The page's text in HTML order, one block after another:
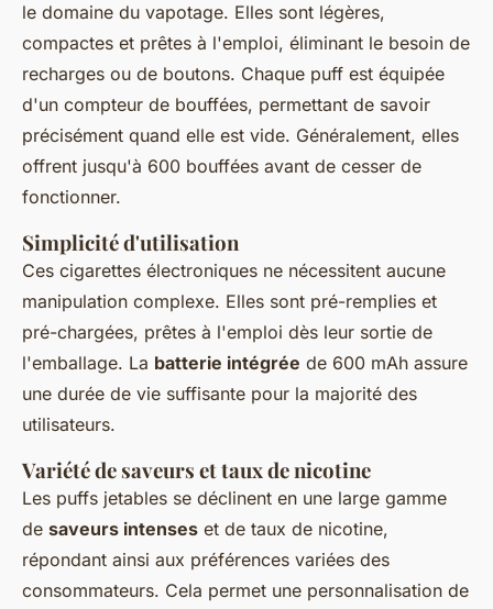
le domaine du vapotage. Elles sont légères,
compactes et prêtes à l'emploi, éliminant le besoin de
recharges ou de boutons. Chaque puff est équipée
d'un compteur de bouffées, permettant de savoir
précisément quand elle est vide. Généralement, elles
offrent jusqu'à 600 bouffées avant de cesser de
fonctionner.
Simplicité d'utilisation
Ces cigarettes électroniques ne nécessitent aucune
manipulation complexe. Elles sont pré-remplies et
pré-chargées, prêtes à l'emploi dès leur sortie de
l'emballage. La batterie intégrée de 600 mAh assure
une durée de vie suffisante pour la majorité des
utilisateurs.
Variété de saveurs et taux de nicotine
Les puffs jetables se déclinent en une large gamme
de saveurs intenses et de taux de nicotine,
répondant ainsi aux préférences variées des
consommateurs. Cela permet une personnalisation de